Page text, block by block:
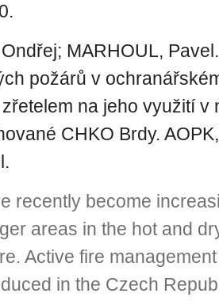
MARHOUL,
požárů v
na jeho využití v
CHKO Brdy.
recently become
areas in the hot and
Active fire
in the Czech